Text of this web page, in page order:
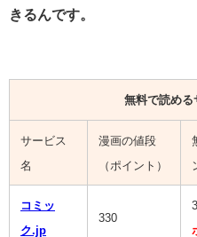
きるんです。
無料で読める
サービス
名
漫画の値段
（ポイント）
コミッ
ク.jp
330